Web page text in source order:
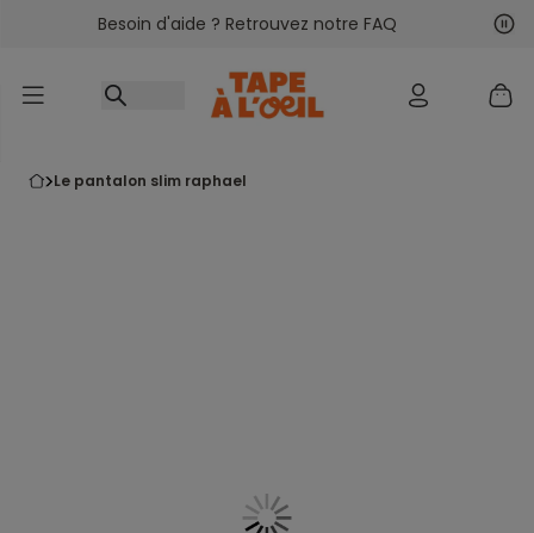
Accéder au contenu
Besoin d'aide ? Retrouvez notre FAQ
le pantalon slim raphael